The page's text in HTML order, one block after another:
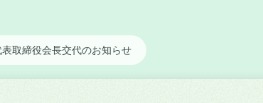
取締役会長交代のお知らせ